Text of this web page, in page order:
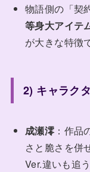
物語側の「契
等身大アイテ
が大きな特徴
2) キャラク
成瀬澪 ：作品
さと脆さを併
Ver.違いも追